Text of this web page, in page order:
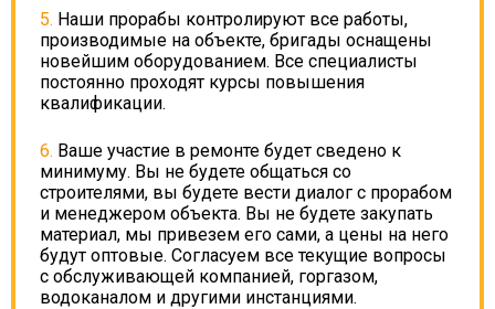
Наши прорабы контролируют все работы,
производимые на объекте, бригады оснащены
новейшим оборудованием. Все специалисты
постоянно проходят курсы повышения
квалификации.
Ваше участие в ремонте будет сведено к
минимуму. Вы не будете общаться со
строителями, вы будете вести диалог с прорабом
и менеджером объекта. Вы не будете закупать
материал, мы привезем его сами, а цены на него
будут оптовые. Согласуем все текущие вопросы
с обслуживающей компанией, горгазом,
водоканалом и другими инстанциями.